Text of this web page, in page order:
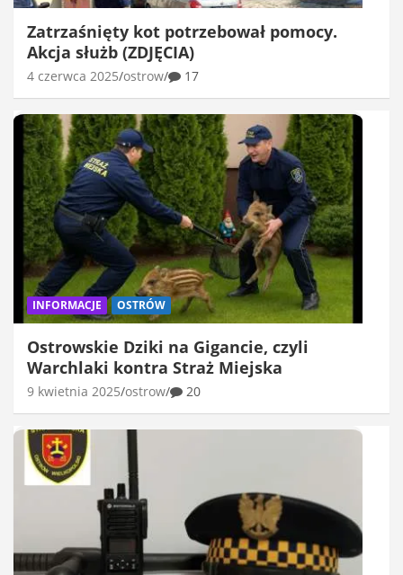
Zatrzaśnięty kot potrzebował pomocy.
Akcja służb (ZDJĘCIA)
4 czerwca 2025 ostrow 17
INFORMACJE OSTRÓW
Ostrowskie Dziki na Gigancie, czyli
Warchlaki kontra Straż Miejska
9 kwietnia 2025 ostrow 20